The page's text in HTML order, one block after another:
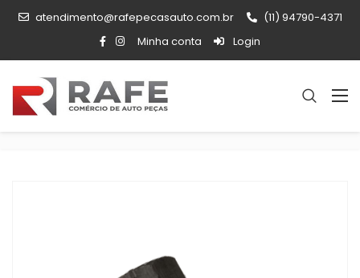
atendimento@rafepecasauto.com.br
(11) 94790-4371
Minha conta
Login